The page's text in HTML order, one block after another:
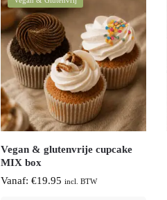
Vegan & glutenvrije cupcake
MIX box
Vanaf:€19.95 incl. BTW